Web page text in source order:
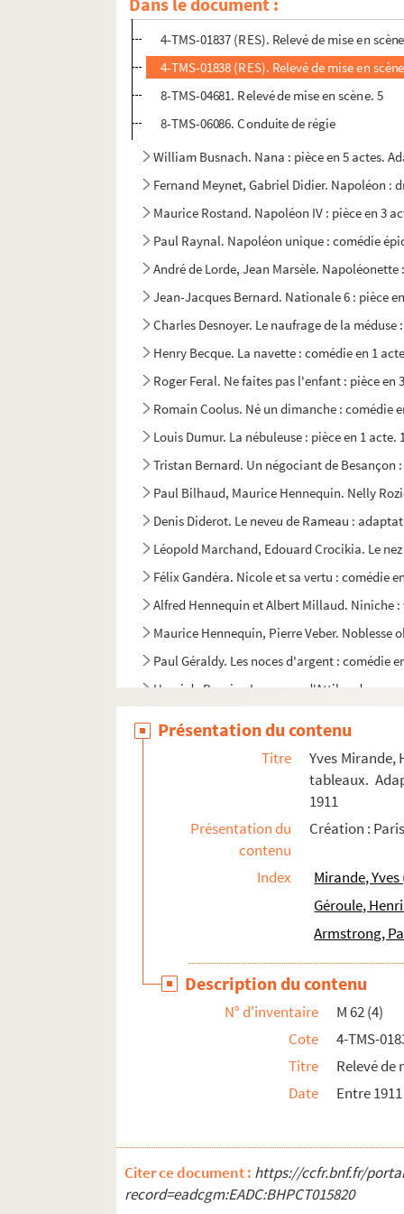
4-TMS-01836 (RES). Relevé de mise en
4-TMS-01837 (RES). Relevé de mise en
4-TMS-01838 (RES). Relevé de mise en
8-TMS-04681. Relevé de mise en scène. 5
8-TMS-06086. Conduite de régie
William Busnach. Nana : pièce en 5 actes.
Fernand Meynet, Gabriel Didier. Napoléon :
Maurice Rostand. Napoléon IV : pièce en 3
Paul Raynal. Napoléon unique : comédie
André de Lorde, Jean Marsèle.
Jean-Jacques Bernard. Nationale 6 : pièce
Charles Desnoyer. Le naufrage de la méduse
Henry Becque. La navette : comédie en 1
Roger Feral. Ne faites pas l'enfant : pièce en
Romain Coolus. Né un dimanche : comédie
Louis Dumur. La nébuleuse : pièce en 1 acte.
Tristan Bernard. Un négociant de Besançon
Paul Bilhaud, Maurice Hennequin. Nelly
Denis Diderot. Le neveu de Rameau :
Léopold Marchand, Edouard Crocikia. Le
Félix Gandéra. Nicole et sa vertu : comédie
Alfred Hennequin et Albert Millaud. Niniche :
Maurice Hennequin, Pierre Veber. Noblesse
Paul Géraldy. Les noces d'argent : comédie
Henri de Bornier. Les noces d'Attila : drame
Henri Chivot, Alfred Duru. Les noces d'un
René Gamy. Un Noël au hameau : comédie
Marcel Achard. Noix de coco : comédie en 3
Claude-André Puget, Pierre Bost. Un
Victorien Sardou. Nos bons villageois :
Paul Ferrier. Nos députés en robe de
Victorien Sardou. Nos intimes : comédie en
Edmond Guiraud. Nos vingt ans : comédie
Fernand Nozière. Notre amour : pièce en 3
Paul Foucher, Paul Meurice. Notre Dame
René Catroux. Nous entrerons dans la
Paul Vialar. Nous ne sommes pas si forts :
Présentation du contenu
Titre
Yves Mirande,
tableaux.
1911
Présentation du
contenu
Création :
Index
Mirande, Yves
Géroule,
Armstrong,
Description du contenu
N° d'inventaire
M 62 (4)
Cote
4-TMS-
Titre
Relevé de
Date
Entre
Citer ce document : https://ccfr.bnf.fr/
record=eadcgm:EADC:BHPCT015820